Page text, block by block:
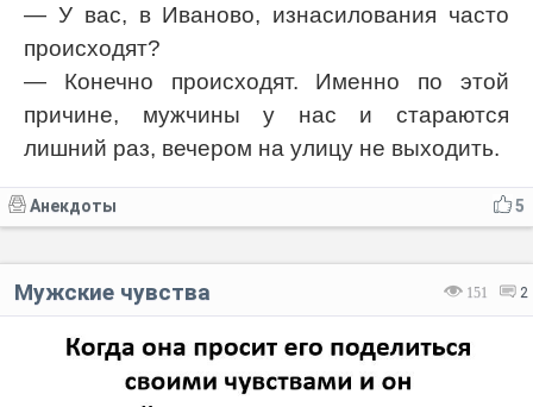
— У вас, в Иваново, изнасилования часто
происходят?
— Конечно происходят. Именно по этой
причине, мужчины у нас и стараются
лишний раз, вечером на улицу не выходить.
5
Анекдоты
151 2
Мужские чувства